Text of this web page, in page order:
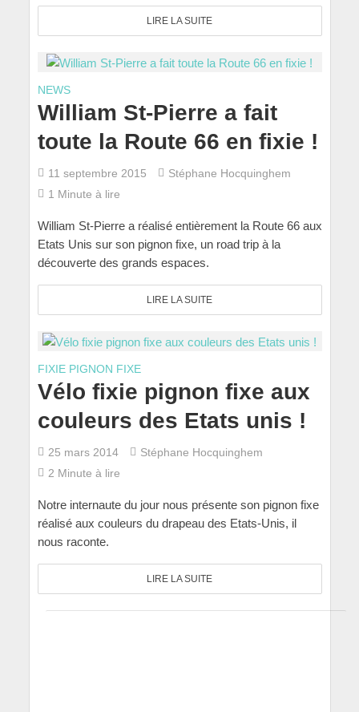
LIRE LA SUITE
NEWS
William St-Pierre a fait
toute la Route 66 en fixie !
11 septembre 2015
Stéphane Hocquinghem
1 Minute à lire
William St-Pierre a réalisé entièrement la Route 66 aux
Etats Unis sur son pignon fixe, un road trip à la
découverte des grands espaces.
LIRE LA SUITE
FIXIE PIGNON FIXE
Vélo fixie pignon fixe aux
couleurs des Etats unis !
25 mars 2014
Stéphane Hocquinghem
2 Minute à lire
Notre internaute du jour nous présente son pignon fixe
réalisé aux couleurs du drapeau des Etats-Unis, il
nous raconte.
LIRE LA SUITE